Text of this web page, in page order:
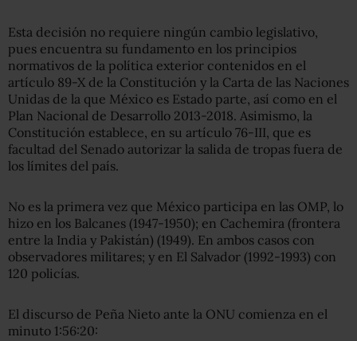
Esta decisión no requiere ningún cambio legislativo,
pues encuentra su fundamento en los principios
normativos de la política exterior contenidos en el
artículo 89-X de la Constitución y la Carta de las Naciones
Unidas de la que México es Estado parte, así como en el
Plan Nacional de Desarrollo 2013-2018. Asimismo, la
Constitución establece, en su artículo 76-III, que es
facultad del Senado autorizar la salida de tropas fuera de
los límites del país.
No es la primera vez que México participa en las OMP, lo
hizo en los Balcanes (1947-1950); en Cachemira (frontera
entre la India y Pakistán) (1949). En ambos casos con
observadores militares; y en El Salvador (1992-1993) con
120 policías.
El discurso de Peña Nieto ante la ONU comienza en el
minuto 1:56:20: